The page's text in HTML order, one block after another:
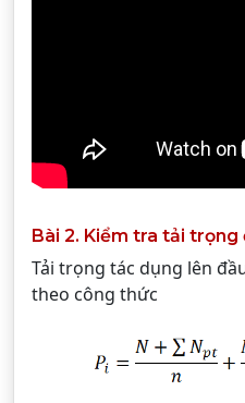
Bài 2. Kiểm tra tải trọng
Tải trọng tác dụng lên
theo công thức